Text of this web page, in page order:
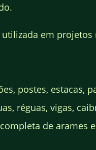
em
postes, estacas,
réguas, vigas,
de arames